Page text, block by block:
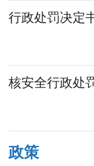
行政处罚决定
核安全行政处
政策